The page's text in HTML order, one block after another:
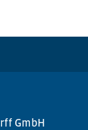
GmbH